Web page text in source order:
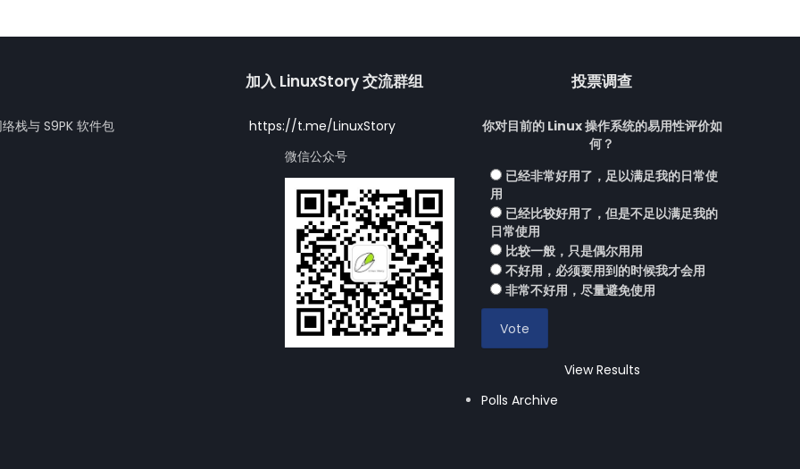
栈与 S9PK 软件包
加入 LinuxStory 交流群组
https://t.me/LinuxStory
微信公众号
投票调查
你对目前的 Linux 操作系统的易用性评价如
何？
已经非常好用了，足以满足我的日常使
用
已经比较好用了，但是不足以满足我的
日常使用
比较一般，只是偶尔用用
不好用，必须要用到的时候我才会用
非常不好用，尽量避免使用
View Results
Polls Archive